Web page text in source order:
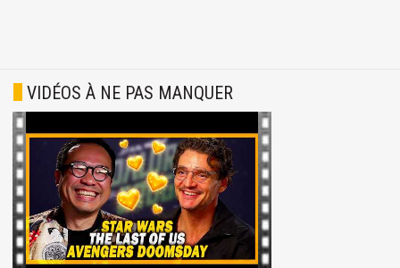
VIDÉOS À NE PAS MANQUER